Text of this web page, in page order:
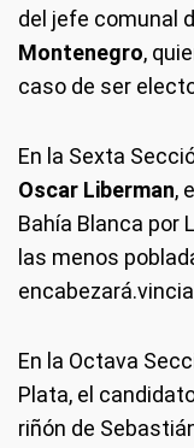
del jefe comunal
Montenegro,
caso de ser
En la Sexta
Oscar Liberman,
Bahía Blanca por
las menos
En la Octava
Plata, el
riñón de